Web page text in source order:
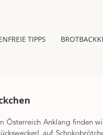
TIPPS
Österreich Anklang finden
auf